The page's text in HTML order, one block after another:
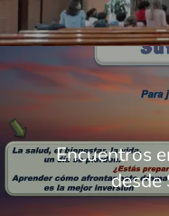
Encuentros
desde